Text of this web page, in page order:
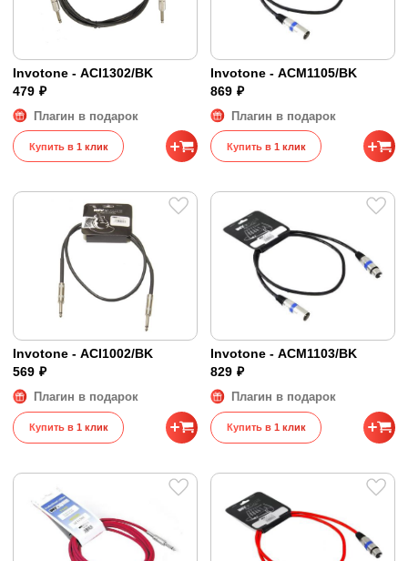
Invotone - ACI1302/BK
479 ₽
Плагин в подарок
Купить в 1 клик
Invotone - ACM1105/BK
869 ₽
Плагин в подарок
Купить в 1 клик
Invotone - ACI1002/BK
569 ₽
Плагин в подарок
Купить в 1 клик
Invotone - ACM1103/BK
829 ₽
Плагин в подарок
Купить в 1 клик